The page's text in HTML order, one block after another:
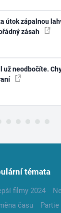
útok zápalnou
zásah
už neodbočíte.
témata
filmy 2024
času Partie